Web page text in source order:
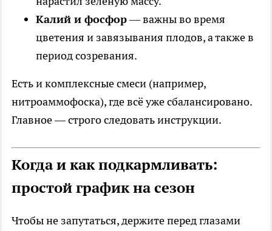
Калий и фосфор— важны во время
цветения и завязывания плодов, а также в
период созревания.
Есть и комплексные смеси (например,
нитроаммофоска), где всё уже сбалансировано.
Главное — строго следовать инструкции.
Когда и как подкармливать:
простой график на сезон
Чтобы не запутаться, держите перед глазами